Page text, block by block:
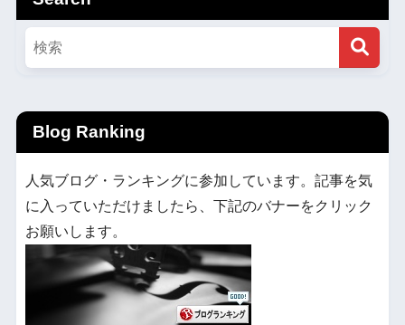
Blog Ranking
人気ブログ・ランキングに参加しています。記事を気
に入っていただけましたら、下記のバナーをクリック
お願いします。